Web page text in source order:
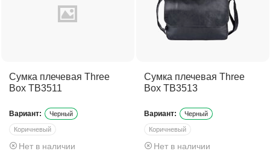
Сумка плечевая Three
Box TB3511
Вариант: Черный
Коричневый
Темно-коричневый
Нет в наличии
Сумка плечевая Three
Box TB3513
Вариант: Черный
Коричневый
Темно-коричневый
Нет в наличии